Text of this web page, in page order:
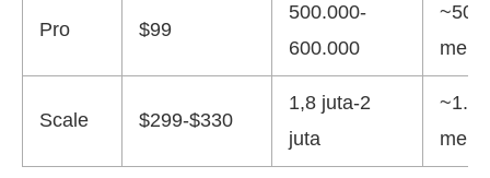
Pro $99
500.000-
600.000
~500
menit
Scale $299-$330
1,8 juta-2
juta
menit